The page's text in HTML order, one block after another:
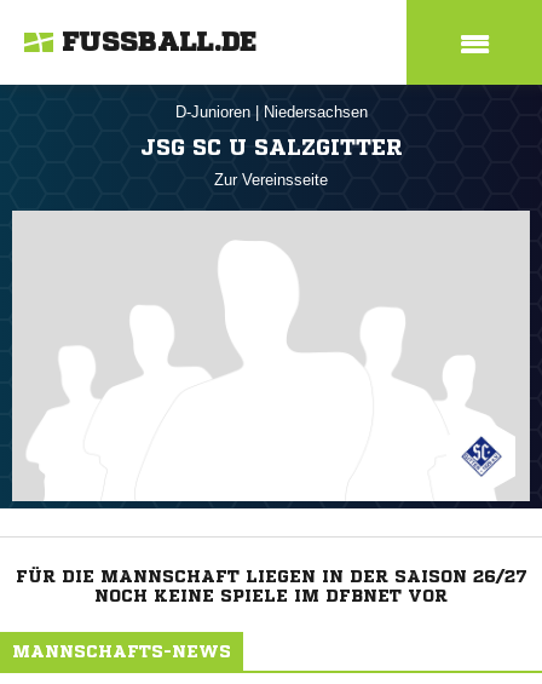
FUSSBALL.DE
D-Junioren Niedersachsen
JSG SC U SALZGITTER
Zur Vereinsseite
FÜR DIE MANNSCHAFT LIEGEN IN DER SAISON 26/27
NOCH KEINE SPIELE IM DFBNET VOR
MANNSCHAFTS-NEWS